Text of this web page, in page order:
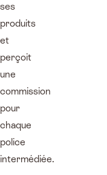
ses
produits
et
perçoit
une
commission
pour
chaque
police
intermédiée.